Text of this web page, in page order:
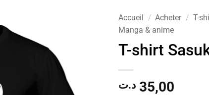
Accueil / Acheter / T-
Manga & anime
T-shirt
35,00 د.ت